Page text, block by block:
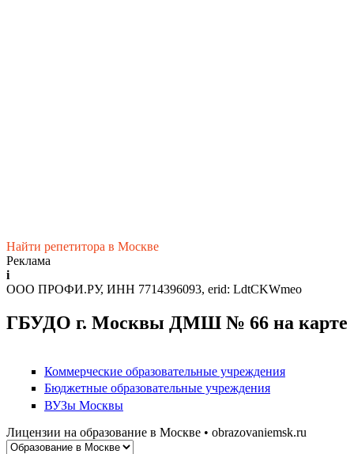
Найти репетитора в Москве
Реклама
i
ООО ПРОФИ.РУ, ИНН 7714396093, erid: LdtCKWmeo
ГБУДО г. Москвы ДМШ № 66 на карте
Коммерческие образовательные учреждения
Бюджетные образовательные учреждения
ВУЗы Москвы
Лицензии на образование в Москве • obrazovaniemsk.ru